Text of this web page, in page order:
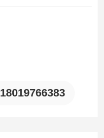
18019766383